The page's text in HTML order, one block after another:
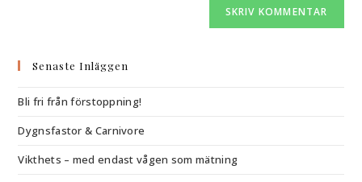
Senaste Inläggen
Bli fri från förstoppning!
Dygnsfastor & Carnivore
Vikthets – med endast vågen som mätning